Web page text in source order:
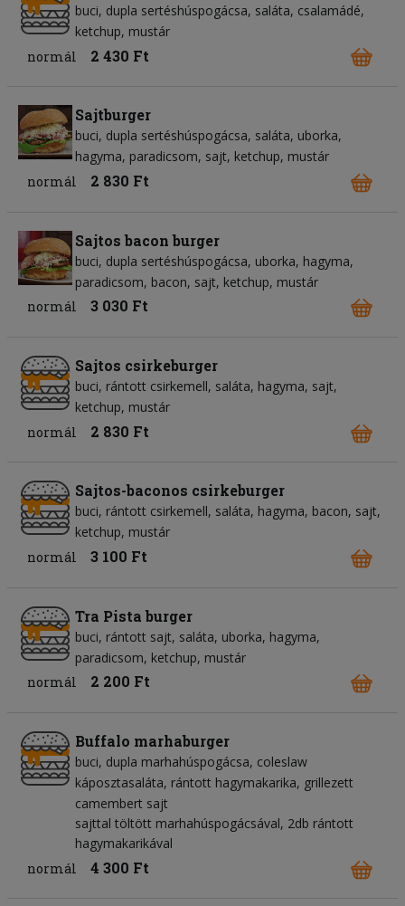
buci dupla sertéshúspogácsa saláta csalamádé
ketchup mustár
normál
2 430 Ft
Sajtburger
buci dupla sertéshúspogácsa saláta uborka
hagyma paradicsom sajt ketchup mustár
normál
2 830 Ft
Sajtos bacon burger
buci dupla sertéshúspogácsa uborka hagyma
paradicsom bacon sajt ketchup mustár
normál
3 030 Ft
Sajtos csirkeburger
buci rántott csirkemell saláta hagyma sajt
ketchup mustár
normál
2 830 Ft
Sajtos-baconos csirkeburger
buci rántott csirkemell saláta hagyma bacon sajt
ketchup mustár
normál
3 100 Ft
Tra Pista burger
buci rántott sajt saláta uborka hagyma
paradicsom ketchup mustár
normál
2 200 Ft
Buffalo marhaburger
buci dupla marhahúspogácsa coleslaw
káposztasaláta rántott hagymakarika grillezett
camembert sajt
sajttal töltött marhahúspogácsával, 2db rántott
hagymakarikával
normál
4 300 Ft